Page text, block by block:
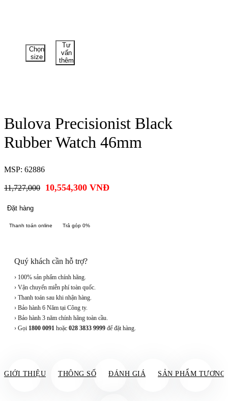
Chọn
size
Tư
vấn
thêm
Bulova Precisionist Black
Rubber Watch 46mm
MSP: 62886
11,727,000 10,554,300 VNĐ
Đặt hàng
Thanh toán online Trả góp 0%
Quý khách cần hỗ trợ?
› 100% sản phẩm chính hãng.
› Vận chuyển miễn phí toàn quốc.
› Thanh toán sau khi nhận hàng.
› Bảo hành 6 Năm tại Công ty.
› Bảo hành 3 năm chính hãng toàn cầu.
› Gọi 1800 0091 hoặc 028 3833 9999 để đặt hàng.
GIỚI THIỆU THÔNG SỐ ĐÁNH GIÁ SẢN PHẨM TƯƠNG